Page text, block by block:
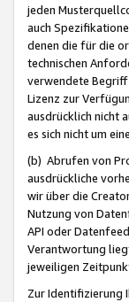
jeden
auch
denen die für die
technischen
verwendete
Lizenz zur
ausdrücklich nicht
es sich nicht um
(b) Abrufen von
ausdrückliche
wir über die
Nutzung von
API oder
Verantwortung
jeweiligen
Zur Identifizierung